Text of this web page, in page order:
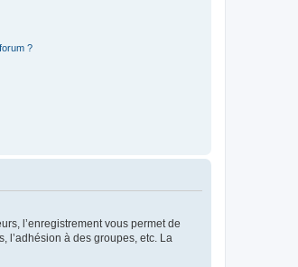
?
l’enregistrement vous permet de
l’adhésion à des groupes, etc. La